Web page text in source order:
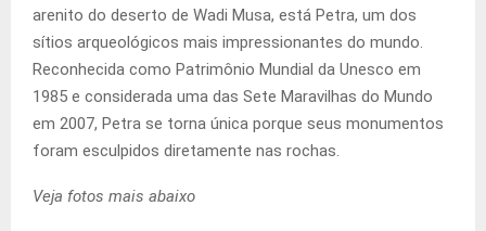
arenito do deserto de Wadi Musa, está Petra, um dos
sítios arqueológicos mais impressionantes do mundo.
Reconhecida como Patrimônio Mundial da Unesco em
1985 e considerada uma das Sete Maravilhas do Mundo
em 2007, Petra se torna única porque seus monumentos
foram esculpidos diretamente nas rochas.
Veja fotos mais abaixo